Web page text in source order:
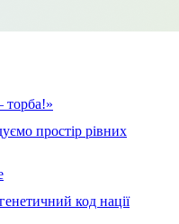
торба!»
простір рівних
код нації